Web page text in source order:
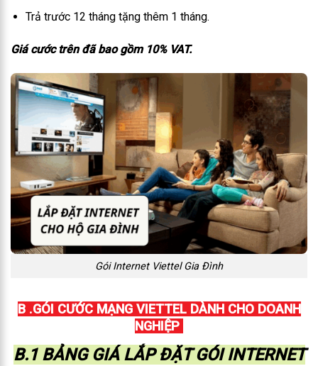
Trả trước 12 tháng tặng thêm 1 tháng.
Giá cước trên đã bao gồm 10% VAT.
Gói Internet Viettel Gia Đình
B .GÓI CƯỚC MẠNG VIETTEL DÀNH CHO DOANH
NGHIỆP
B.1 BẢNG GIÁ LẮP ĐẶT GÓI INTERNET